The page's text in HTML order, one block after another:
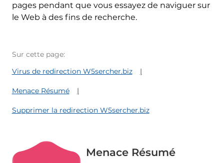
pages pendant que vous essayez de naviguer sur
le Web à des fins de recherche.
Sur cette page:
Virus de redirection W5sercher.biz
Menace Résumé
Supprimer la redirection W5sercher.biz
Menace Résumé